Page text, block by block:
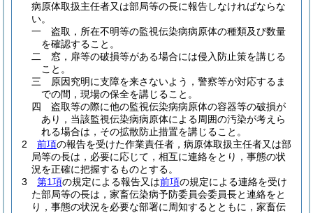
病原体取扱主任者又は部局等の長に報告しなければならな
い。
一
盗取，所在不明等の監視伝染病病原体の種類及び数量
を確認すること。
二
窓，扉等の破損等がある場合には侵入防止策を講じる
こと。
三
原因究明に支障を来さないよう，警察等が対応するま
での間，現場の保全を講じること。
四
盗取等の際に他の監視伝染病病原体の容器等の破損が
あり，当該監視伝染病病原体による周囲の汚染が考えら
れる場合は，その拡散防止措置を講じること。
2
前項の報告を受けた作業責任者，病原体取扱主任者又は部
局等の長は，必要に応じて，相互に連絡をとり，事態の状
況を正確に把握するものとする。
3
第1項の規定による報告又は前項の規定による連絡を受け
た部局等の長は，家畜伝染病予防委員会委員長と連絡をと
り，事態の状況を必要な部署に周知するとともに，家畜伝